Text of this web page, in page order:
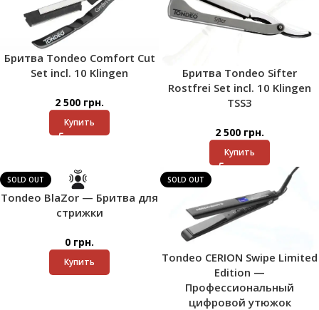
Бритва Tondeo Comfort Cut
Set incl. 10 Klingen
2 500 грн.
Купить
Бритва Tondeo Sifter
Rostfrei Set incl. 10 Klingen
TSS3
2 500 грн.
Купить
SOLD OUT
Tondeo BlaZor — Бритва для
стрижки
0 грн.
Купить
SOLD OUT
Tondeo CERION Swipe Limited
Edition —
Профессиональный
цифровой утюжок